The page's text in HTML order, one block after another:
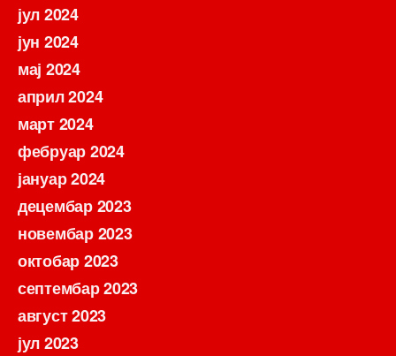
јул 2024
јун 2024
мај 2024
април 2024
март 2024
фебруар 2024
јануар 2024
децембар 2023
новембар 2023
октобар 2023
септембар 2023
август 2023
јул 2023